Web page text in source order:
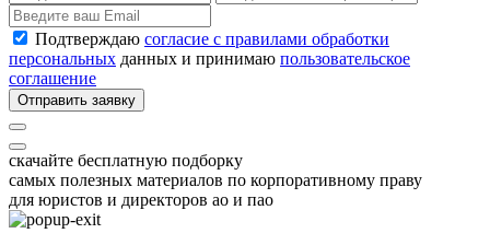
Подтверждаю согласие с правилами обработки
персональных данных и принимаю пользовательское
соглашение
Отправить заявку
скачайте бесплатную подборку
самых полезных материалов по корпоративному праву
для юристов и директоров ао и пао